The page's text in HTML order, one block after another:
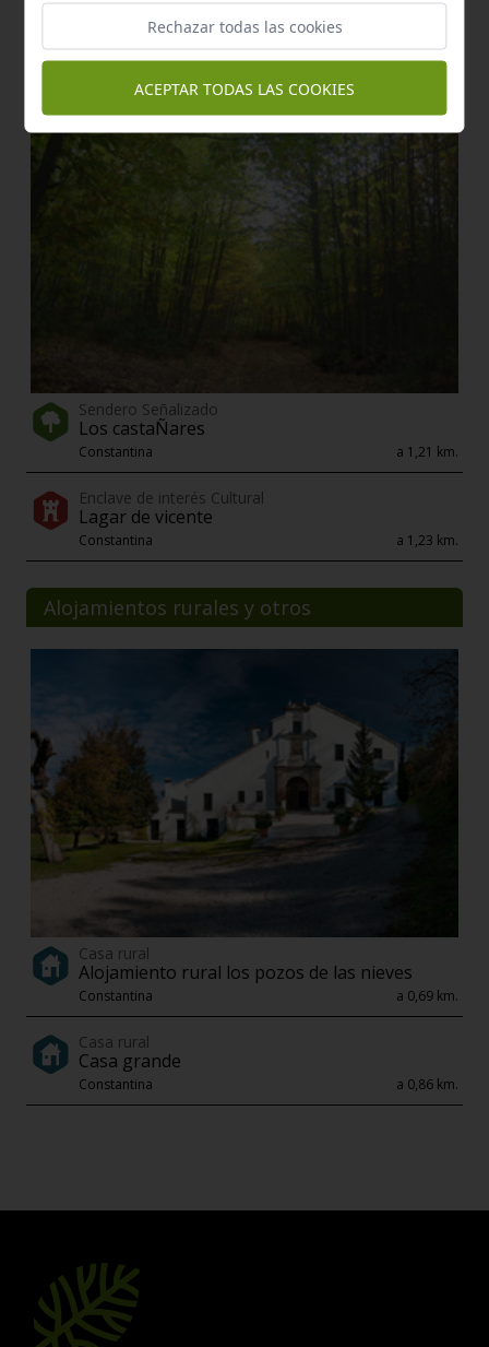
Enclave de interés Cultural
Constantina a 1,20 km.
Sendero Señalizado
Los castaÑares
Constantina a 1,21 km.
Enclave de interés Cultural
Lagar de vicente
Constantina a 1,23 km.
Alojamientos rurales y otros
Casa rural
Alojamiento rural los pozos de las nieves
Constantina a 0,69 km.
Casa rural
Casa grande
Constantina a 0,86 km.
Rechazar todas las cookies
ACEPTAR TODAS LAS COOKIES